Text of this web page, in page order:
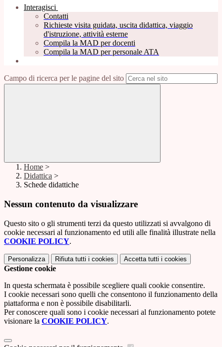
Interagisci
Contatti
Richieste visita guidata, uscita didattica, viaggio
d'istruzione, attività esterne
Compila la MAD per docenti
Compila la MAD per personale ATA
Campo di ricerca per le pagine del sito
Home >
Didattica >
Schede didattiche
Nessun contenuto da visualizzare
Questo sito o gli strumenti terzi da questo utilizzati si avvalgono di
cookie necessari al funzionamento ed utili alle finalità illustrate nella
COOKIE POLICY.
Personalizza Rifiuta tutti i cookies Accetta tutti i cookies
Gestione cookie
In questa schermata è possibile scegliere quali cookie consentire.
I cookie necessari sono quelli che consentono il funzionamento della
piattaforma e non è possibile disabilitarli.
Per conoscere quali sono i cookie necessari al funzionamento potete
visionare la COOKIE POLICY.